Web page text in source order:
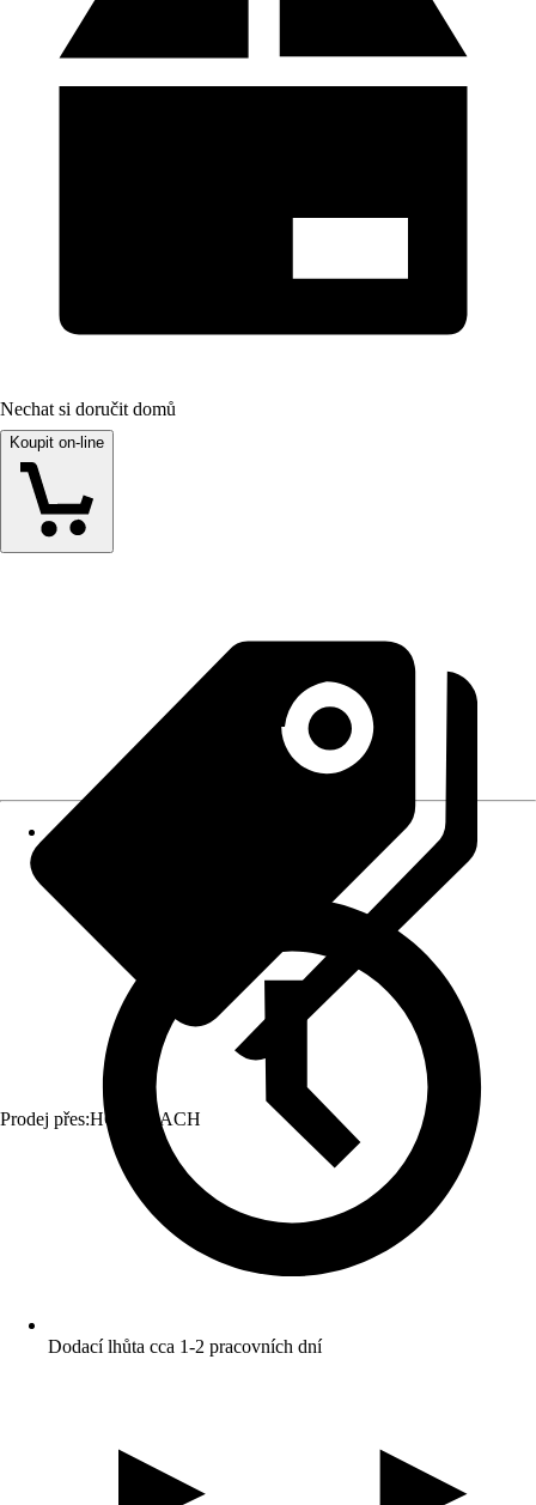
Nechat si doručit domů
Koupit on-line
Prodej přes:HORNBACH
Dodací lhůta cca 1-2 pracovních dní